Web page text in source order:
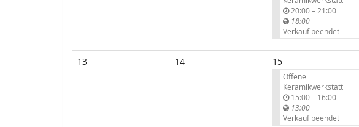
20:00–b
s
21:00
18:00
Verkauf beendet
13 14 15
Offene
Keramikwerkstatt
15:00–b
s
16:00
13:00
Verkauf beendet